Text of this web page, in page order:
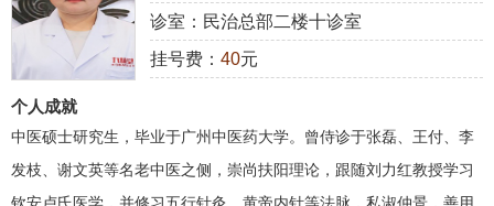
诊室：民治总部二楼十诊室
挂号费： 40元
个人成就
中医硕士研究生，毕业于广州中医药大学。曾侍诊于张磊、王付、李
发枝、谢文英等名老中医之侧，崇尚扶阳理论，跟随刘力红教授学习